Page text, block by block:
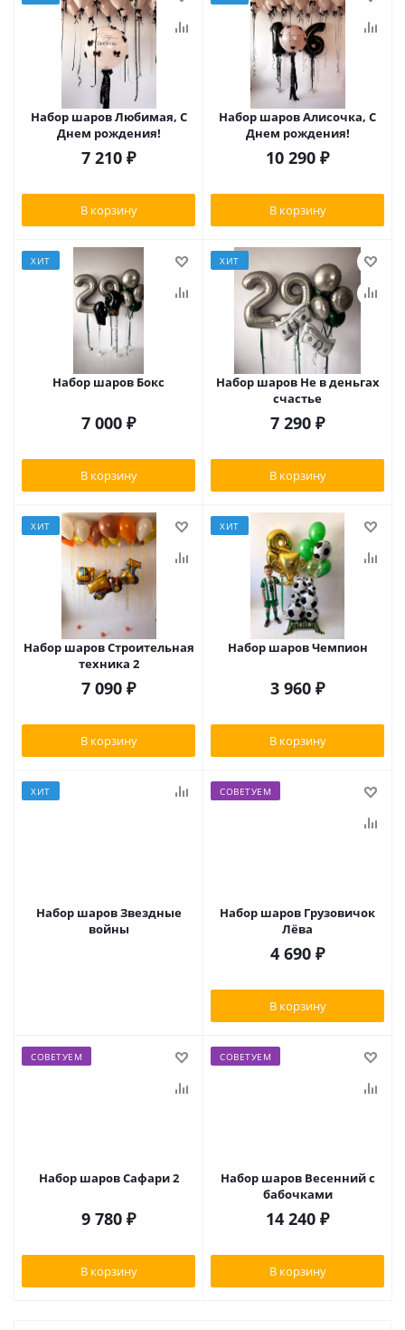
Набор шаров Любимая, С
Днем рождения!
7 210 ₽
В корзину
Набор шаров Алисочка, С
Днем рождения!
10 290 ₽
В корзину
ХИТ
Набор шаров Бокс
7 000 ₽
В корзину
ХИТ
Набор шаров Не в деньгах
счастье
7 290 ₽
В корзину
ХИТ
Набор шаров Строительная
техника 2
7 090 ₽
В корзину
ХИТ
Набор шаров Чемпион
3 960 ₽
В корзину
ХИТ
Набор шаров Звездные
войны
СОВЕТУЕМ
Набор шаров Грузовичок
Лёва
4 690 ₽
В корзину
СОВЕТУЕМ
Набор шаров Сафари 2
9 780 ₽
В корзину
СОВЕТУЕМ
Набор шаров Весенний с
бабочками
14 240 ₽
В корзину